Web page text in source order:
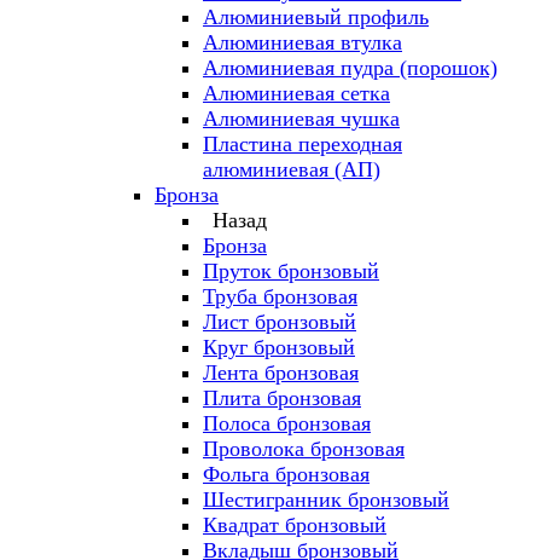
Алюминиевый профиль
Алюминиевая втулка
Алюминиевая пудра (порошок)
Алюминиевая сетка
Алюминиевая чушка
Пластина переходная
алюминиевая (АП)
Бронза
Назад
Бронза
Пруток бронзовый
Труба бронзовая
Лист бронзовый
Круг бронзовый
Лента бронзовая
Плита бронзовая
Полоса бронзовая
Проволока бронзовая
Фольга бронзовая
Шестигранник бронзовый
Квадрат бронзовый
Вкладыш бронзовый